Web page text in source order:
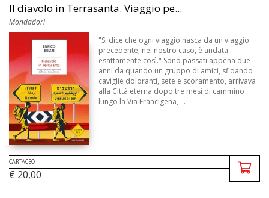
Il diavolo in Terrasanta. Viaggio pe...
Mondadori
"Si dice che ogni viaggio nasca da un viaggio
precedente; nel nostro caso, è andata
esattamente così." Sono passati appena due
anni da quando un gruppo di amici, sfidando
caviglie doloranti, sete e scoramento, arrivava
alla Città eterna dopo tre mesi di cammino
lungo la Via Francigena, ...
CARTACEO
€ 20,00